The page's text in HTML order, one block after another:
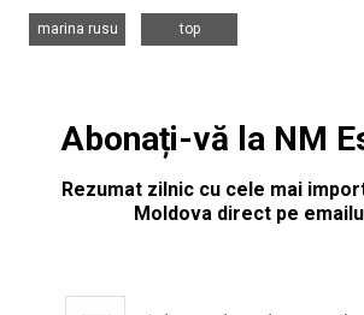
marina rusu
top
Abonați-vă la NM
Rezumat zilnic cu cele mai
Moldova direct pe